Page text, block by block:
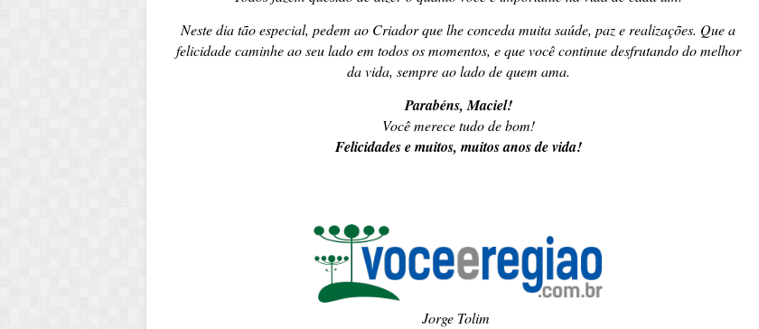
Neste dia tão especial, pedem ao Criador que lhe conceda muita saúde, paz e realizações. Que a
felicidade caminhe ao seu lado em todos os momentos, e que você continue desfrutando do melhor
da vida, sempre ao lado de quem ama.
Parabéns, Maciel!
Você merece tudo de bom!
Felicidades e muitos, muitos anos de vida!
Jorge Tolim